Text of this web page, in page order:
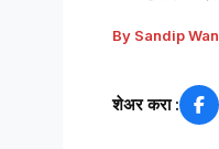
By Sandip
शेअर करा :